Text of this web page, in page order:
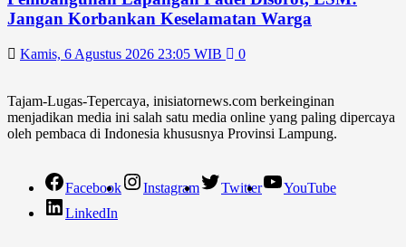
Jangan Korbankan Keselamatan Warga
Kamis, 6 Agustus 2026 23:05 WIB 0
Tajam-Lugas-Tepercaya, inisiatornews.com berkeinginan
menjadikan media ini salah satu media online yang paling dipercaya
oleh pembaca di Indonesia khususnya Provinsi Lampung.
Facebook Instagram Twitter
YouTube
LinkedIn